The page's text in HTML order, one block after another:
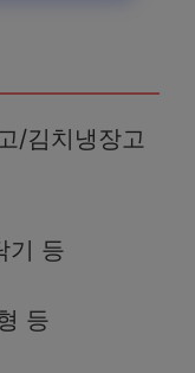
/김치냉장고
기 등
등